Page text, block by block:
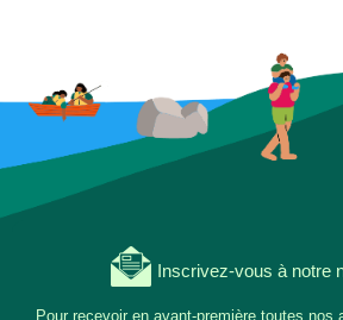
Inscrivez-vous à notre
Pour recevoir en avant-première toutes nos